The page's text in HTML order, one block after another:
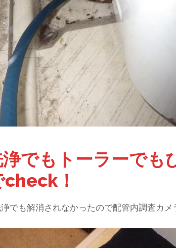
でもトーラーでも
！
でも解消されなかったので配管内調査カメ